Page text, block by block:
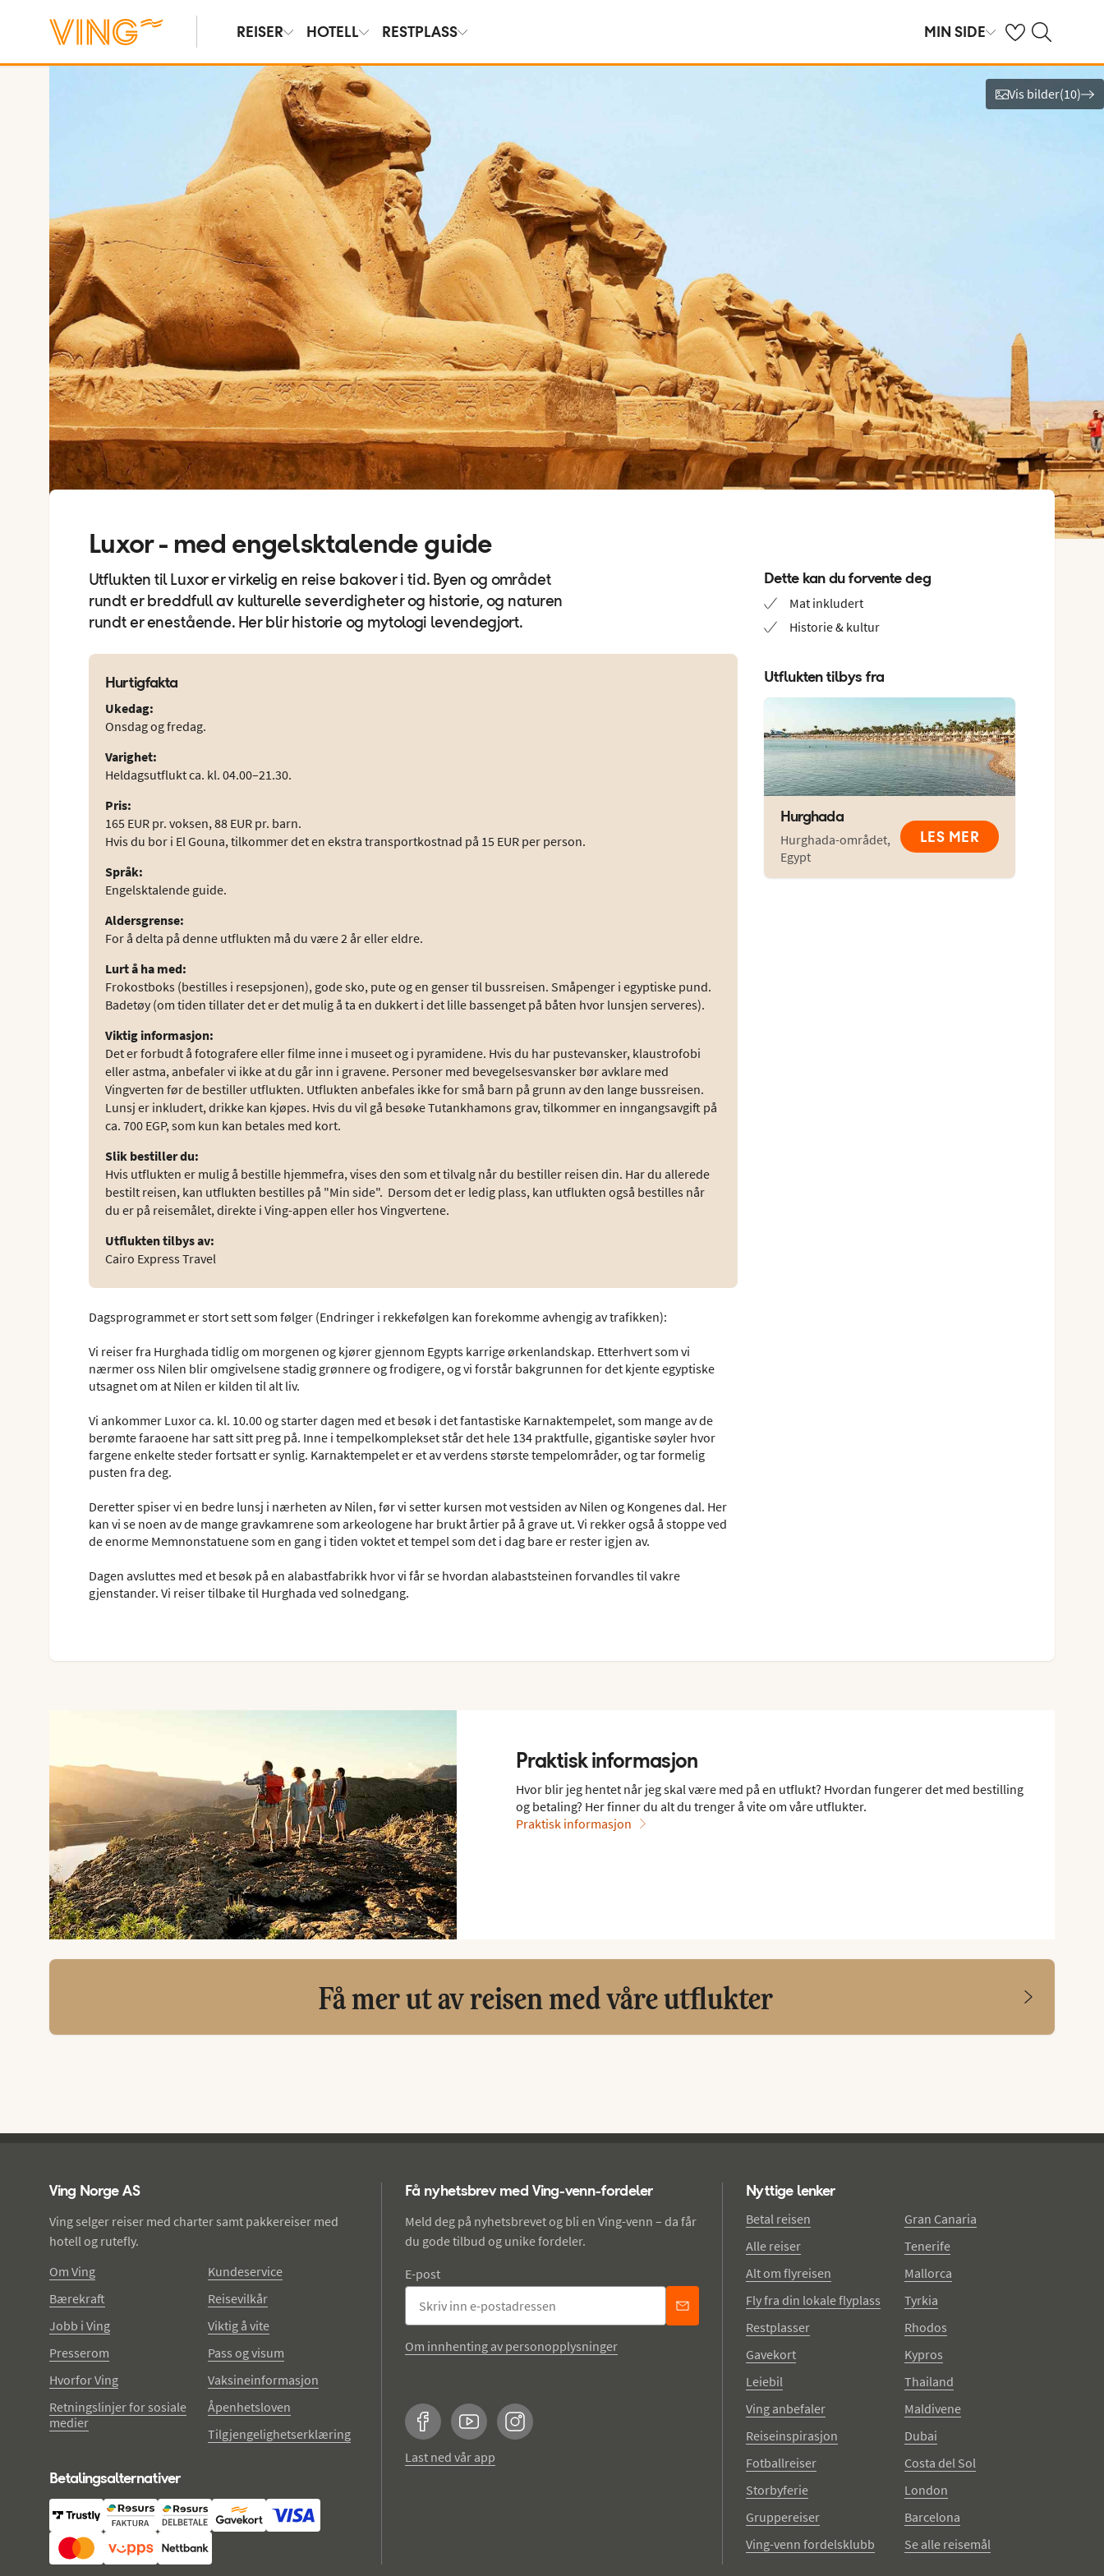
REISER HOTELL RESTPLASS MIN SIDE Se dine sparte
Søk på ving.no
Vis bilder
Vis bilder(10)
Luxor - med engelsktalende guide
Utflukten til Luxor er virkelig en reise bakover i tid. Byen og området
rundt er breddfull av kulturelle severdigheter og historie, og naturen
rundt er enestående. Her blir historie og mytologi levendegjort.
Hurtigfakta
Ukedag:
Onsdag og fredag.
Varighet:
Heldagsutflukt ca. kl. 04.00–21.30.
Pris:
165 EUR pr. voksen, 88 EUR pr. barn.
Hvis du bor i El Gouna, tilkommer det en ekstra transportkostnad på 15 EUR per person.
Språk:
Engelsktalende guide.
Aldersgrense:
For å delta på denne utflukten må du være 2 år eller eldre.
Lurt å ha med:
Frokostboks (bestilles i resepsjonen), gode sko, pute og en genser til bussreisen. Småpenger i egyptiske pund.
Badetøy (om tiden tillater det er det mulig å ta en dukkert i det lille bassenget på båten hvor lunsjen serveres).
Viktig informasjon:
Det er forbudt å fotografere eller filme inne i museet og i pyramidene. Hvis du har pustevansker, klaustrofobi
eller astma, anbefaler vi ikke at du går inn i gravene. Personer med bevegelsesvansker bør avklare med
Vingverten før de bestiller utflukten. Utflukten anbefales ikke for små barn på grunn av den lange bussreisen.
Lunsj er inkludert, drikke kan kjøpes. Hvis du vil gå besøke Tutankhamons grav, tilkommer en inngangsavgift på
ca. 700 EGP, som kun kan betales med kort.
Slik bestiller du:
Hvis utflukten er mulig å bestille hjemmefra, vises den som et tilvalg når du bestiller reisen din. Har du allerede
bestilt reisen, kan utflukten bestilles på "Min side". Dersom det er ledig plass, kan utflukten også bestilles når
du er på reisemålet, direkte i Ving-appen eller hos Vingvertene.
Utflukten tilbys av:
Cairo Express Travel
Dagsprogrammet er stort sett som følger (Endringer i rekkefølgen kan forekomme avhengig av trafikken):
Vi reiser fra Hurghada tidlig om morgenen og kjører gjennom Egypts karrige ørkenlandskap. Etterhvert som vi
nærmer oss Nilen blir omgivelsene stadig grønnere og frodigere, og vi forstår bakgrunnen for det kjente egyptiske
utsagnet om at Nilen er kilden til alt liv.
Vi ankommer Luxor ca. kl. 10.00 og starter dagen med et besøk i det fantastiske Karnaktempelet, som mange av de
berømte faraoene har satt sitt preg på. Inne i tempelkomplekset står det hele 134 praktfulle, gigantiske søyler hvor
fargene enkelte steder fortsatt er synlig. Karnaktempelet er et av verdens største tempelområder, og tar formelig
pusten fra deg.
Deretter spiser vi en bedre lunsj i nærheten av Nilen, før vi setter kursen mot vestsiden av Nilen og Kongenes dal. Her
kan vi se noen av de mange gravkamrene som arkeologene har brukt årtier på å grave ut. Vi rekker også å stoppe ved
de enorme Memnonstatuene som en gang i tiden voktet et tempel som det i dag bare er rester igjen av.
Dagen avsluttes med et besøk på en alabastfabrikk hvor vi får se hvordan alabaststeinen forvandles til vakre
gjenstander. Vi reiser tilbake til Hurghada ved solnedgang.
Dette kan du forvente deg
Mat inkludert
Historie & kultur
Utflukten tilbys fra
Hurghada
Hurghada-området,
Egypt
LES MER
Praktisk informasjon
Hvor blir jeg hentet når jeg skal være med på en utflukt? Hvordan fungerer det med bestilling
og betaling? Her finner du alt du trenger å vite om våre utflukter.
Praktisk informasjon
Få mer ut av reisen med våre utflukter
Ving Norge AS
Ving selger reiser med charter samt pakkereiser med
hotell og rutefly.
Om Ving
Bærekraft
Jobb i Ving
Presserom
Hvorfor Ving
Retningslinjer for sosiale
medier
Kundeservice
Reisevilkår
Viktig å vite
Pass og visum
Vaksineinformasjon
Åpenhetsloven
Tilgjengelighetserklæring
Betalingsalternativer
Få nyhetsbrev med Ving-venn-fordeler
Meld deg på nyhetsbrevet og bli en Ving-venn – da får
du gode tilbud og unike fordeler.
E-post
Om innhenting av personopplysninger
FacebookYouTubeInstagram
Last ned vår app
Nyttige lenker
Betal reisen
Alle reiser
Alt om flyreisen
Fly fra din lokale flyplass
Restplasser
Gavekort
Leiebil
Ving anbefaler
Reiseinspirasjon
Fotballreiser
Storbyferie
Gruppereiser
Ving-venn fordelsklubb
Gran Canaria
Tenerife
Mallorca
Tyrkia
Rhodos
Kypros
Thailand
Maldivene
Dubai
Costa del Sol
London
Barcelona
Se alle reisemål